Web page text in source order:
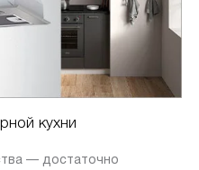
кухни
— достаточно